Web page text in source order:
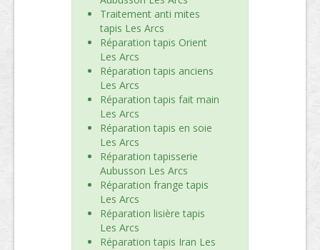
Traitement anti mites
tapis Les Arcs
Réparation tapis Orient
Les Arcs
Réparation tapis anciens
Les Arcs
Réparation tapis fait main
Les Arcs
Réparation tapis en soie
Les Arcs
Réparation tapisserie
Aubusson Les Arcs
Réparation frange tapis
Les Arcs
Réparation lisière tapis
Les Arcs
Réparation tapis Iran Les